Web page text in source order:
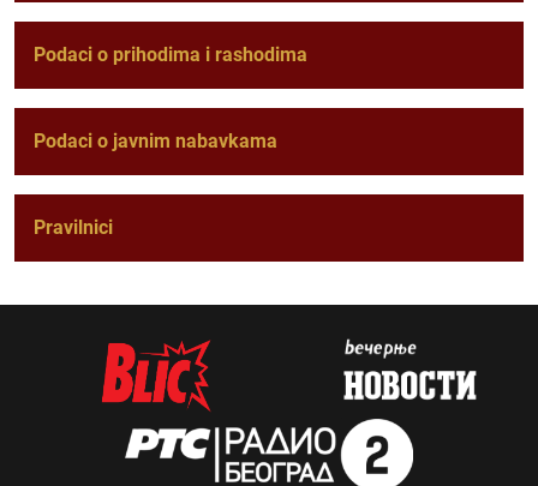
Podaci o prihodima i rashodima
Podaci o javnim nabavkama
Pravilnici